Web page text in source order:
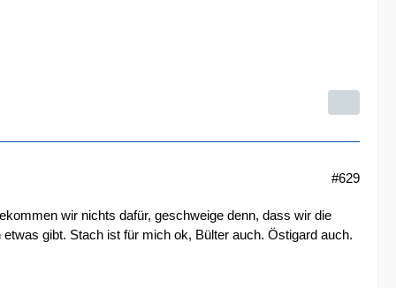
#629
wir nichts dafür, geschweige denn, dass wir die
gibt. Stach ist für mich ok, Bülter auch. Östigard auch.